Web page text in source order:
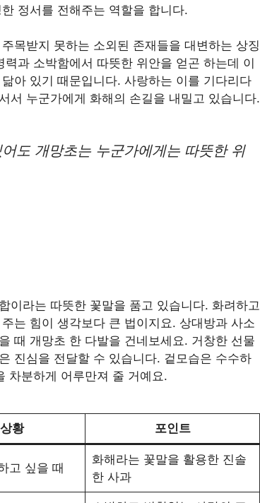
정서를 전해주는 역할을 합니다.
목받지 못하는 소외된 존재들을 대변하는 상징
과 소박함에서 따뜻한 위안을 얻곤 하는데 이
아 있기 때문입니다. 사랑하는 이를 기다리다
서 누군가에게 화해의 손길을 내밀고 있습니다.
도 개망초는 누군가에게는 따뜻한 위
이라는 따뜻한 꽃말을 품고 있습니다. 화려하고
는 힘이 생각보다 큰 법이지요. 상대방과 사소
때 개망초 한 다발을 건네보세요. 거창한 선물
진심을 전달할 수 있습니다. 겉모습은 수수하
차분하게 어루만져 줄 거예요.
황 포인트
고 싶을 때
화해라는 꽃말을 활용한 진솔
한 사과